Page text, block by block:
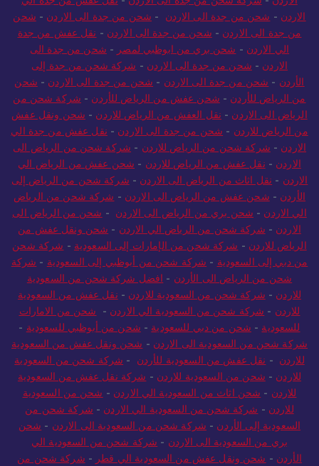
الاردن - شحن من جدة الى الاردن - شحن من جدة الى الاردن - شحن
من جدة الى الاردن - شحن من جدة الى الاردن - نقل عفش من جدة
الي الاردن - شحن بري من ابوظبي لمصر - شحن من جدة الى
الاردن - شحن من جدة الى الاردن - شركة شحن من جدة إلى
الأردن - شحن من جدة الى الاردن - شحن من جدة الى الاردن - شحن
من الرياض للأردن - شحن عفش من الرياض للأردن - شركة شحن من
الرياض الى الاردن - نقل العفش من الرياض للاردن - شحن ونقل عفش
من الرياض للاردن - شحن من جدة الى الاردن - نقل عفش من جدة الي
الاردن - شركة شحن من الرياض للاردن - شركة شحن من الرياض الى
الاردن - نقل عفش من الرياض للاردن - شحن عفش من الرياض الي
الاردن - نقل اثاث من الرياض الى الاردن - شركة شحن من الرياض إلى
الأردن - شحن عفش من الرياض الى الاردن - شركة شحن من الرياض
الي الاردن - شحن بري من الرياض الى الاردن - شحن من الرياض الى
الاردن - شركة شحن من الرياض الي الاردن - شحن ونقل عفش من
الرياض للاردن - شركة شحن من الإمارات إلى السعودية - شركة شحن
من دبي إلى السعودية - شركة شحن من أبوظبي إلى السعودية - شركة
شحن من الرياض الى الأردن - افضل شركة شحن من السعودية
للاردن - شركة شحن من السعودية للاردن - نقل عفش من السعودية
للاردن - شركة شحن من السعودية الي الاردن - شحن من الامارات
للسعودية - شحن من دبي للسعودية - شحن من أبوظبي للسعودية -
شركة شحن من السعودية الى الاردن - شحن ونقل عفش من السعودية
للاردن - نقل عفش من السعودية للأردن - شركة شحن من السعودية
للاردن - شحن من السعودية للاردن - شركة نقل عفش من السعودية
للاردن - شحن اثاث من السعودية الي الاردن - شحن من السعودية
للاردن - شركة شحن من السعودية الي الاردن - شركة شحن من
السعودية إلى الأردن - شركة شحن من السعودية الى الاردن - شحن
بري من السعودية الى الاردن - شركة شحن من السعودية الي
الأردن - شحن ونقل عفش من السعودية الي قطر - شركة شحن من